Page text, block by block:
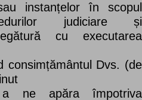
instanțelor în scopul
judiciare și
cu executarea
consimțământul Dvs. (de
a ne apăra împotriva